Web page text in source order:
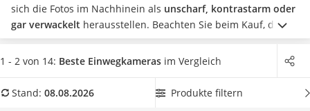
Soundbar
17-Zoll-Laptop
Satellitenschüssel
Gaming-Headset
Tablets unter 200 Euro
sich die Fotos im Nachhinein als unscharf, kontrastarm oder
gar verwackelt herausstellen. Beachten Sie beim Kauf, dass
manche Kameras speziell für den Einsatz am und im Wasser
gemacht sind. So kann der Kindergeburtstag selbst im Regen
Überzeugt hat uns hier im August 2026 besonders das
1 - 2 von 14: Beste Einwegkameras im Vergleich
Stand: 08.08.2026 Produkte filtern